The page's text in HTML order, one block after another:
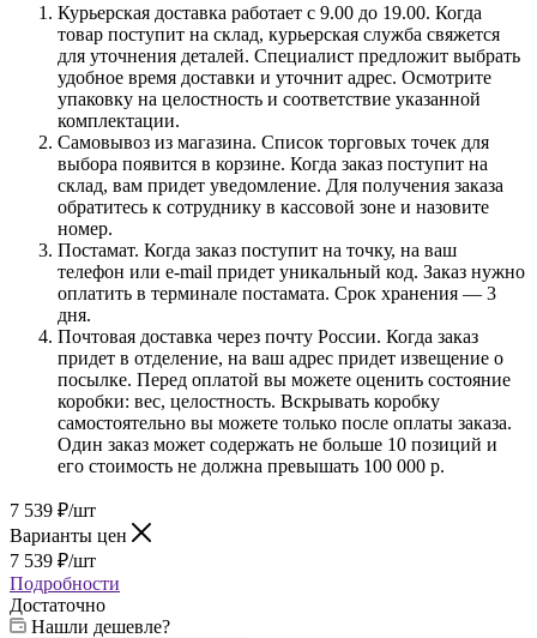
Курьерская доставка работает с 9.00 до 19.00. Когда
товар поступит на склад, курьерская служба свяжется
для уточнения деталей. Специалист предложит выбрать
удобное время доставки и уточнит адрес. Осмотрите
упаковку на целостность и соответствие указанной
комплектации.
Самовывоз из магазина. Список торговых точек для
выбора появится в корзине. Когда заказ поступит на
склад, вам придет уведомление. Для получения заказа
обратитесь к сотруднику в кассовой зоне и назовите
номер.
Постамат. Когда заказ поступит на точку, на ваш
телефон или e-mail придет уникальный код. Заказ нужно
оплатить в терминале постамата. Срок хранения — 3
дня.
Почтовая доставка через почту России. Когда заказ
придет в отделение, на ваш адрес придет извещение о
посылке. Перед оплатой вы можете оценить состояние
коробки: вес, целостность. Вскрывать коробку
самостоятельно вы можете только после оплаты заказа.
Один заказ может содержать не больше 10 позиций и
его стоимость не должна превышать 100 000 р.
7 539 ₽/шт
Варианты цен
7 539 ₽/шт
Подробности
Достаточно
Нашли дешевле?